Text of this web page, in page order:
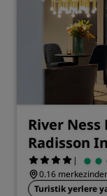
River
Radisson
|
0.16
Turistik yerlere